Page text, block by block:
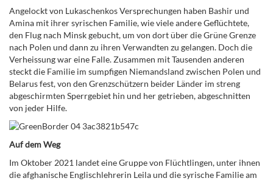
Angelockt von Lukaschenkos Versprechungen haben Bashir und
Amina mit ihrer syrischen Familie, wie viele andere Geflüchtete,
den Flug nach Minsk gebucht, um von dort über die Grüne Grenze
nach Polen und dann zu ihren Verwandten zu gelangen. Doch die
Verheissung war eine Falle. Zusammen mit Tausenden anderen
steckt die Familie im sumpfigen Niemandsland zwischen Polen und
Belarus fest, von den Grenzschützern beider Länder im streng
abgeschirmten Sperrgebiet hin und her getrieben, abgeschnitten
von jeder Hilfe.
Auf dem Weg
Im Oktober 2021 landet eine Gruppe von Flüchtlingen, unter ihnen
die afghanische Englischlehrerin Leila und die syrische Familie am